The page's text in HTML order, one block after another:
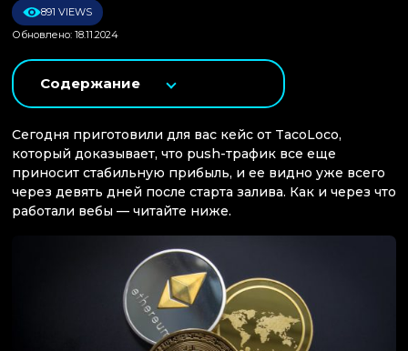
891 VIEWS
Обновлено: 18.11.2024
Содержание
Сегодня приготовили для вас кейс от TacoLoco,
который доказывает, что push-трафик все еще
приносит стабильную прибыль, и ее видно уже всего
через девять дней после старта залива. Как и через что
работали вебы — читайте ниже.